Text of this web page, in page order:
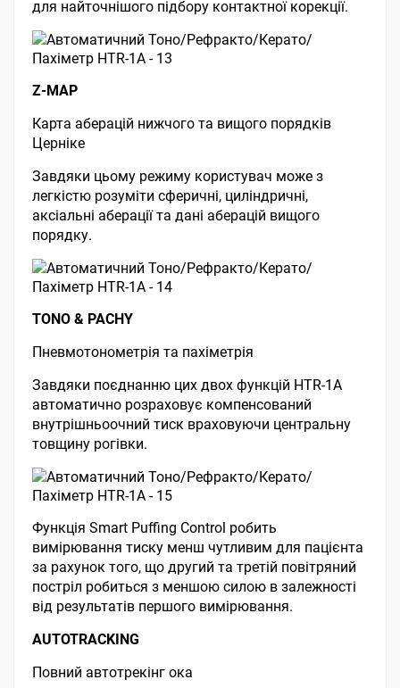
для найточнішого підбору контактної корекції.
Z-MAP
Карта аберацій нижчого та вищого порядків
Церніке
Завдяки цьому режиму користувач може з
легкістю розуміти сферичні, циліндричні,
аксіальні аберації та дані аберацій вищого
порядку.
TONO & PACHY
Пневмотонометрія та пахіметрія
Завдяки поєднанню цих двох функцій HTR-1A
автоматично розраховує компенсований
внутрішньоочний тиск враховуючи центральну
товщину рогівки.
Функція Smart Puffing Control робить
вимірювання тиску менш чутливим для пацієнта
за рахунок того, що другий та третій повітряний
постріл робиться з меншою силою в залежності
від результатів першого вимірювання.
AUTOTRACKING
Повний автотрекінг ока